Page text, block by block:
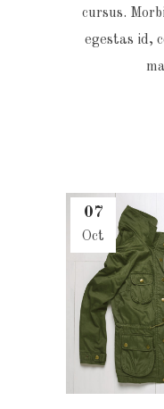
cursus.
egestas id,
07
Oct